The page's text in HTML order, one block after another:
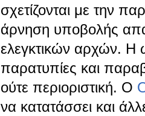
σχετίζονται με την
άρνηση υποβολής
ελεγκτικών αρχών.
παρατυπίες και
ούτε περιοριστική. Ο
να κατατάσσει και